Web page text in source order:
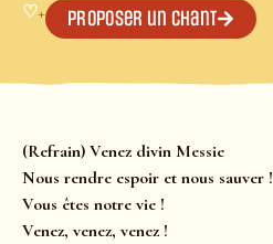
♡+ Proposer un chant
(Refrain) Venez divin Messie
Nous rendre espoir et nous sauver !
Vous êtes notre vie !
Venez, venez, venez !